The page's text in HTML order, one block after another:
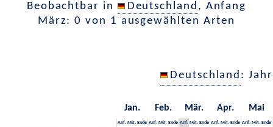
Beobachtbar in Deutschland , Anfang
März: 0 von 1 ausgewählten Arten
Deutschland :
Jan. Feb. Mär. Apr. Mai
Anf. Mit. Ende Anf. Mit. Ende Anf. Mit. Ende Anf. Mit. Ende Anf. Mit. Ende